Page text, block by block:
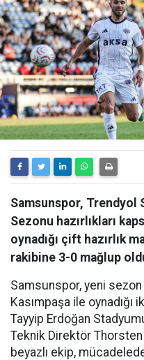
Samsunspor, Trendyol
Sezonu hazırlıkları
oynadığı çift hazırlık
rakibine 3-0 mağlup
Samsunspor, yeni sezon
Kasımpaşa ile oynadığı
Tayyip Erdoğan
Teknik Direktör Thorsten
beyazlı ekip,